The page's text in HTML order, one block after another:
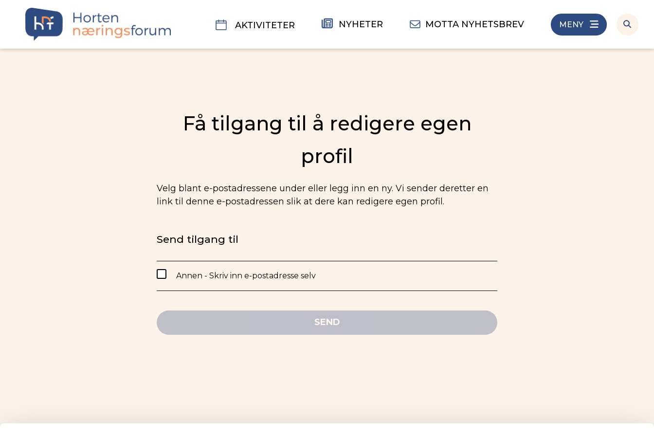
AKTIVITETER NYHETER MOTTA NYHETSBREV MENY
Få tilgang til å redigere egen
profil
Velg blant e-postadressene under eller legg inn en ny. Vi sender deretter en
link til denne e-postadressen slik at dere kan redigere egen profil.
Send tilgang til
Annen - Skriv inn e-postadresse selv
SEND